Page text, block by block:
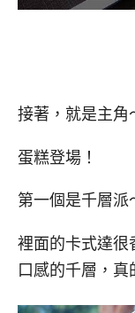
接著，就是主角
蛋糕登場！
第一個是千層派
裡面的卡式達很
口感的千層，真